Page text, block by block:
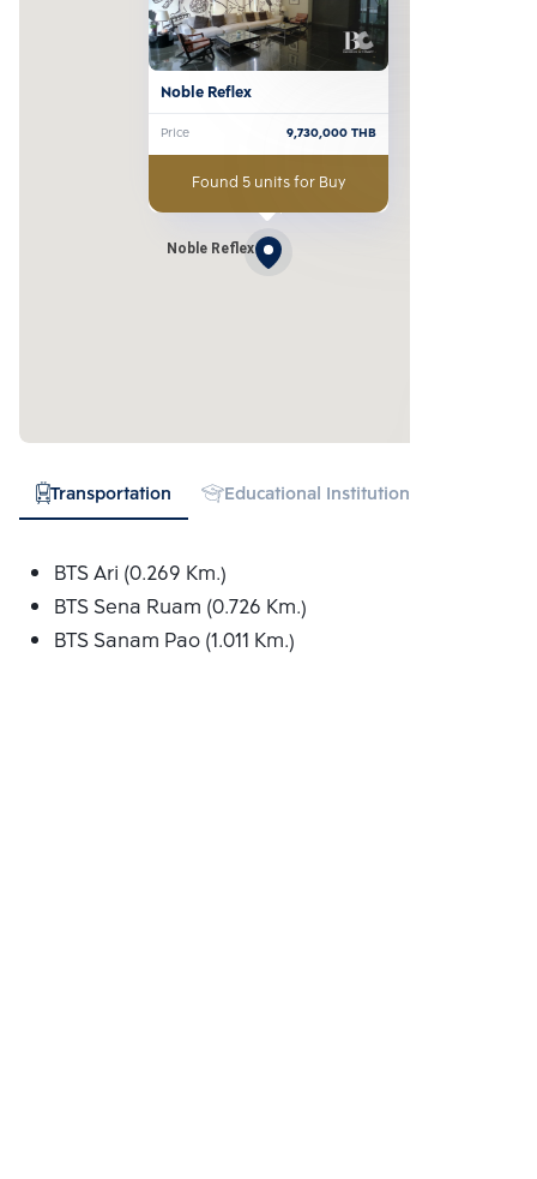
Noble Reflex
Noble Reflex
Price 9,730,000 THB
Found 5 units for Buy
Transportation Educational Institution
BTS Ari (0.269 Km.)
BTS Sena Ruam (0.726 Km.)
BTS Sanam Pao (1.011 Km.)